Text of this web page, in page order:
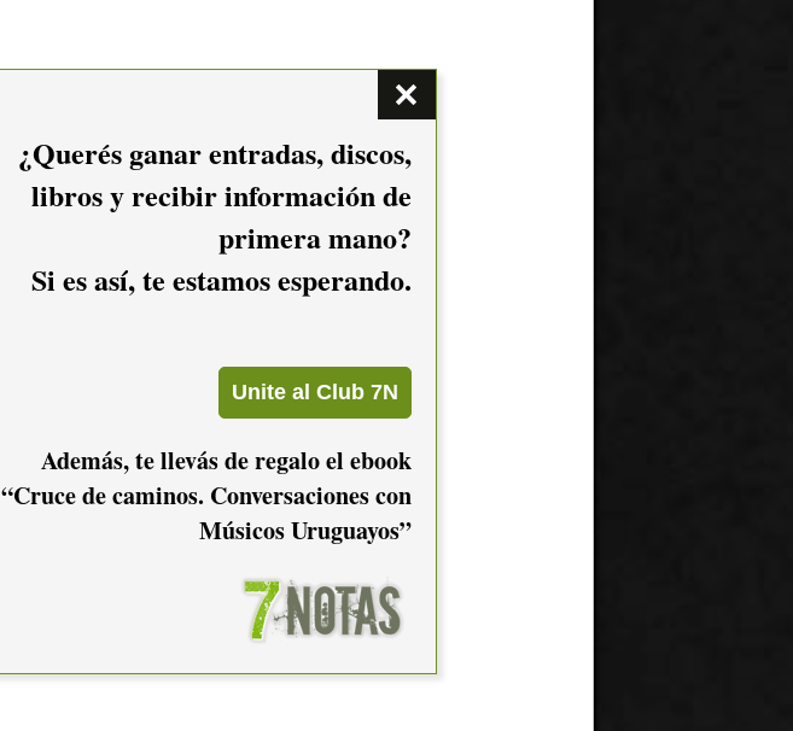
¿Querés ganar entradas, discos,
libros y recibir información de
primera mano?
Si es así, te estamos esperando.
Además, te llevás de regalo el ebook
“Cruce de caminos. Conversaciones con
Músicos Uruguayos”